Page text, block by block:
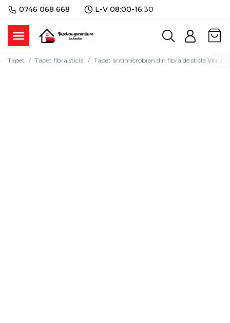
0746 068 668 L-V 08:00-16:30
Tapet Tapet fibra sticla Tapet antimicrobian din fibra de sticla